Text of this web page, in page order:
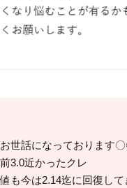
世話になっております
3.0近かったクレ
も今は2.14迄に回復し